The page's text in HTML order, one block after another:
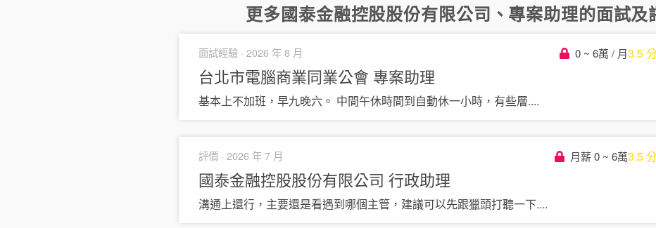
更多國泰金融控股股份有限公司 、 專案助理的面試及
面試經驗 · 2026 年 8 月 0 ~ 6萬 / 月3.5
台北市電腦商業同業公會 專案助理
基本上不加班，早九晚六。 中間午休時間到自動休一小時，有些層....
評價 · 2026 年 7 月 月薪 0 ~ 6萬3.5
國泰金融控股股份有限公司 行政助理
溝通上還行，主要還是看遇到哪個主管，建議可以先跟獵頭打聽一下....